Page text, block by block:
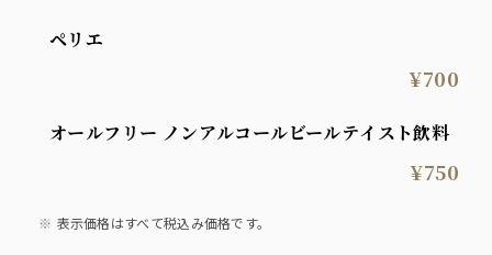
ペリエ
¥700
オールフリー ノンアルコールビールテイスト飲料
¥750
表示価格はすべて税込み価格です。